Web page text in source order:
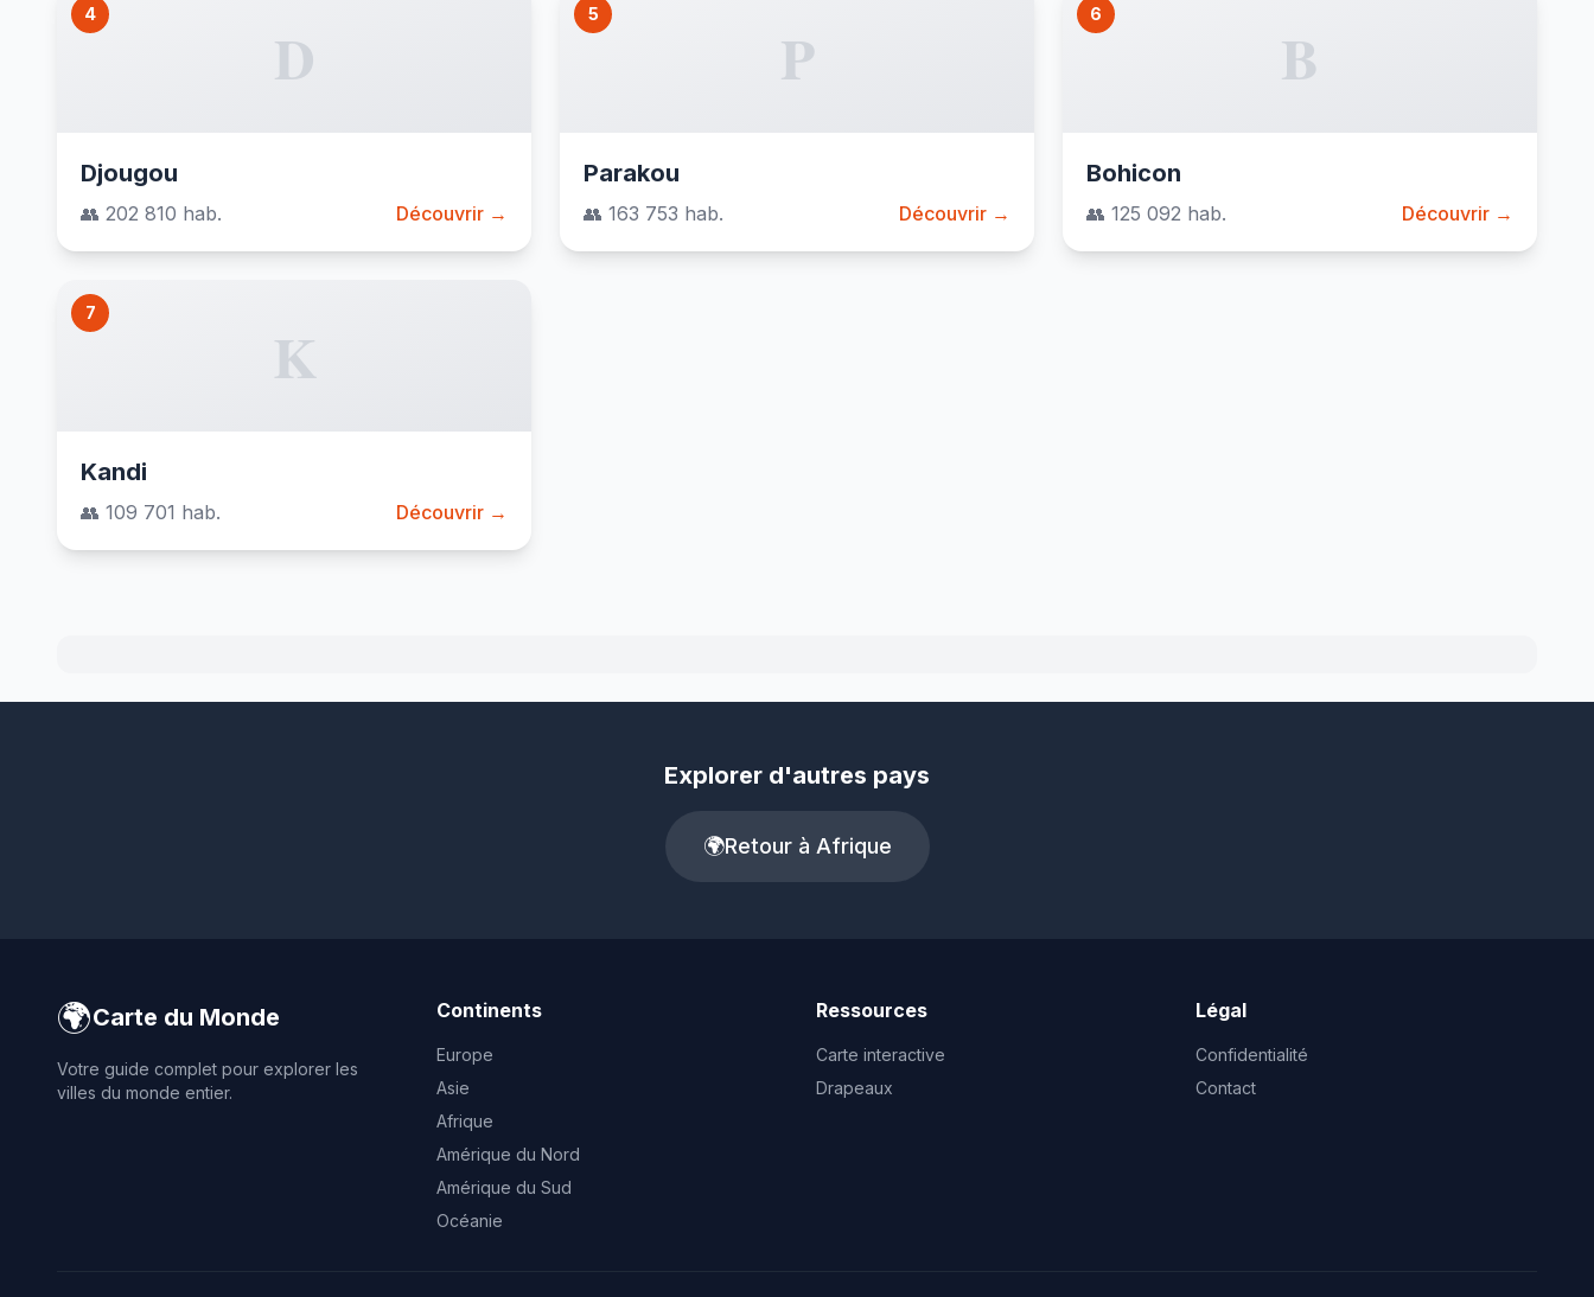
4
D
Djougou
👥 202 810 hab. Découvrir →
5
P
Parakou
👥 163 753 hab. Découvrir →
6
B
Bohicon
👥 125 092 hab. Découvrir →
7
K
Kandi
👥 109 701 hab. Découvrir →
Explorer d'autres pays
🌍Retour à Afrique
🌍Carte du Monde
Votre guide complet pour explorer les
villes du monde entier.
Continents
Europe
Asie
Afrique
Amérique du Nord
Amérique du Sud
Océanie
Ressources
Carte interactive
Drapeaux
Légal
Confidentialité
Contact